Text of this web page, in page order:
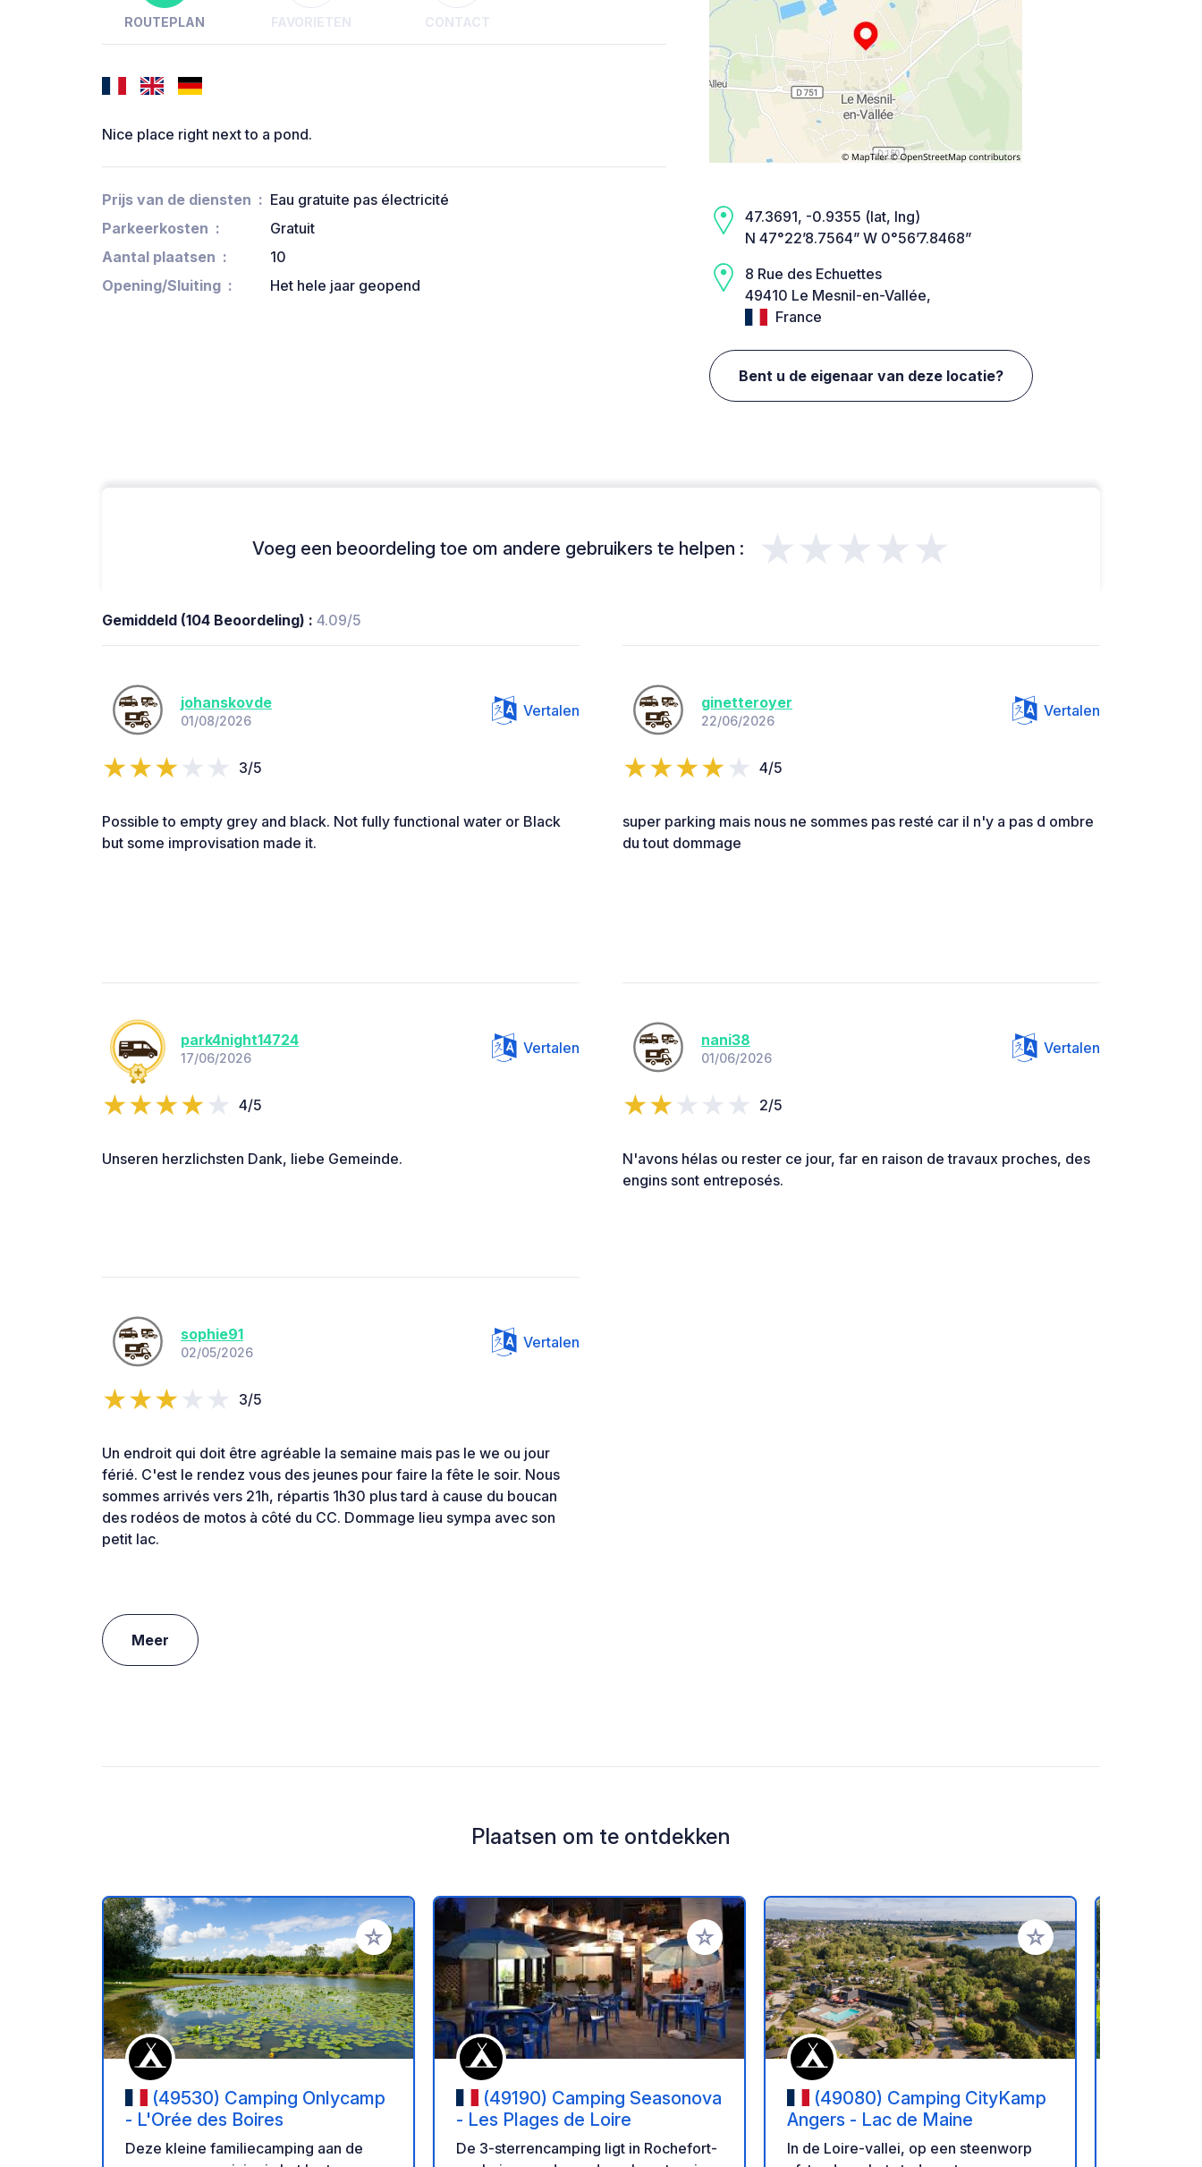
ROUTEPLAN FAVORIETEN CONTACT
Nice place right next to a pond.
Prijs van de diensten
Eau gratuite pas électricité
Parkeerkosten
Gratuit
Aantal plaatsen
10
Opening/Sluiting
Het hele jaar geopend
47.3691, -0.9355 (lat, lng)
N 47°22’8.7564” W 0°56’7.8468”
8 Rue des Echuettes
49410 Le Mesnil-en-Vallée,
France
Bent u de eigenaar van deze locatie?
Voeg een beoordeling toe om andere gebruikers te helpen : ★★★★★
Gemiddeld (104 Beoordeling) : 4.09/5
johanskovde
01/08/2026
Vertalen
3/5
Possible to empty grey and black. Not fully functional water or Black
but some improvisation made it.
ginetteroyer
22/06/2026
Vertalen
4/5
super parking mais nous ne sommes pas resté car il n'y a pas d ombre
du tout dommage
park4night14724
17/06/2026
Vertalen
4/5
Unseren herzlichsten Dank, liebe Gemeinde.
nani38
01/06/2026
Vertalen
2/5
N'avons hélas ou rester ce jour, far en raison de travaux proches, des
engins sont entreposés.
sophie91
02/05/2026
Vertalen
3/5
Un endroit qui doit être agréable la semaine mais pas le we ou jour
férié. C'est le rendez vous des jeunes pour faire la fête le soir. Nous
sommes arrivés vers 21h, répartis 1h30 plus tard à cause du boucan
des rodéos de motos à côté du CC. Dommage lieu sympa avec son
petit lac.
Meer
Plaatsen om te ontdekken
Voeg toe aan je favorieten
(49530) Camping Onlycamp
- L'Orée des Boires
Deze kleine familiecamping aan de
Voeg toe aan je favorieten
(49190) Camping Seasonova
- Les Plages de Loire
De 3-sterrencamping ligt in Rochefort-
Voeg toe aan je favorieten
(49080) Camping CityKamp
Angers - Lac de Maine
In de Loire-vallei, op een steenworp